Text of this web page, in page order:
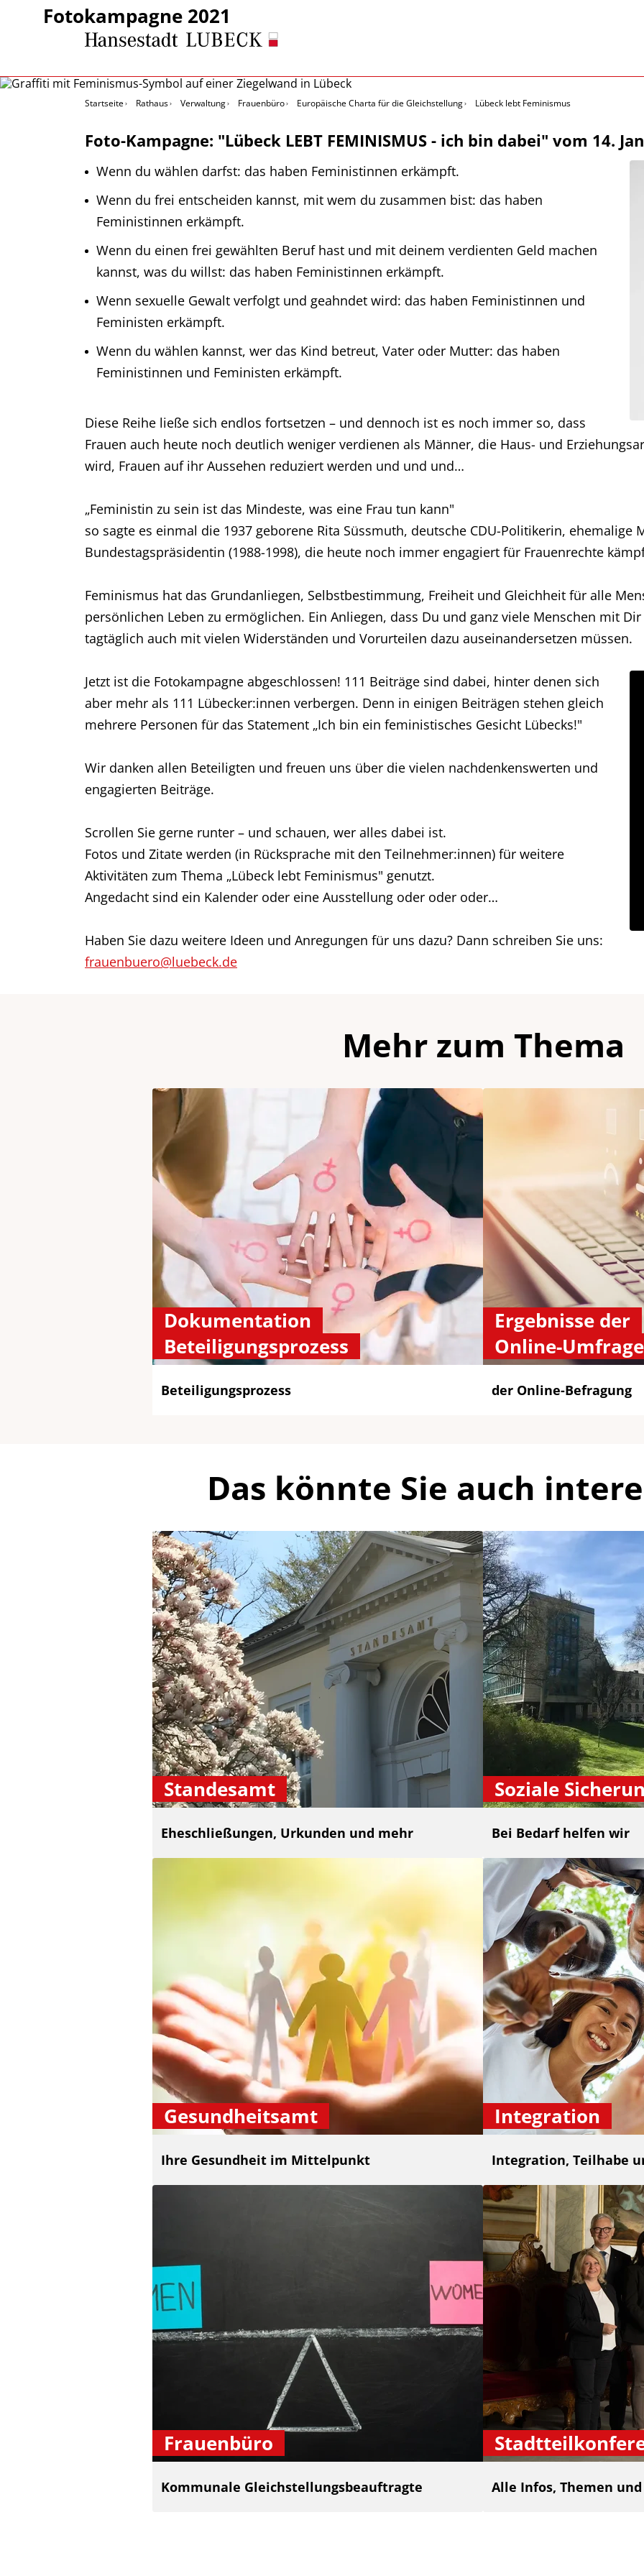
Fotokampagne 2021
Startseite Rathaus Verwaltung Frauenbüro Europäische Charta für die Gleichstellung Lübeck lebt Feminismus
Foto-Kampagne: "Lübeck LEBT FEMINISMUS - ich bin dabei" vom 14.
Wenn du wählen darfst: das haben Feministinnen erkämpft.
Wenn du frei entscheiden kannst, mit wem du zusammen bist: das haben
Feministinnen erkämpft.
Wenn du einen frei gewählten Beruf hast und mit deinem verdienten Geld machen
kannst, was du willst: das haben Feministinnen erkämpft.
Wenn sexuelle Gewalt verfolgt und geahndet wird: das haben Feministinnen und
Feministen erkämpft.
Wenn du wählen kannst, wer das Kind betreut, Vater oder Mutter: das haben
Feministinnen und Feministen erkämpft.
Diese Reihe ließe sich endlos fortsetzen – und dennoch ist es noch immer so, dass
Frauen auch heute noch deutlich weniger verdienen als Männer, die Haus- und
wird, Frauen auf ihr Aussehen reduziert werden und und und…
„Feministin zu sein ist das Mindeste, was eine Frau tun kann"
so sagte es einmal die 1937 geborene Rita Süssmuth, deutsche CDU-Politikerin, ehemalige
Bundestagspräsidentin (1988-1998), die heute noch immer engagiert für Frauenrechte
Feminismus hat das Grundanliegen, Selbstbestimmung, Freiheit und Gleichheit für alle
persönlichen Leben zu ermöglichen. Ein Anliegen, dass Du und ganz viele Menschen mit
tagtäglich auch mit vielen Widerständen und Vorurteilen dazu auseinandersetzen müssen.
Jetzt ist die Fotokampagne abgeschlossen! 111 Beiträge sind dabei, hinter denen sich
aber mehr als 111 Lübecker:innen verbergen. Denn in einigen Beiträgen stehen gleich
mehrere Personen für das Statement „Ich bin ein feministisches Gesicht Lübecks!"
Wir danken allen Beteiligten und freuen uns über die vielen nachdenkenswerten und
engagierten Beiträge.
Scrollen Sie gerne runter – und schauen, wer alles dabei ist.
Fotos und Zitate werden (in Rücksprache mit den Teilnehmer:innen) für weitere
Aktivitäten zum Thema „Lübeck lebt Feminismus" genutzt.
Angedacht sind ein Kalender oder eine Ausstellung oder oder oder…
Haben Sie dazu weitere Ideen und Anregungen für uns dazu? Dann schreiben Sie uns:
frauenbuero@luebeck.de
Mehr zum Thema
Dokumentation
Beteiligungsprozess
Beteiligungsprozess
Ergebnisse der
Online-Umfrage
der Online-Befragung
Das könnte Sie auch
Standesamt
Eheschließungen, Urkunden und mehr
Soziale
Bei Bedarf helfen wir
Gesundheitsamt
Ihre Gesundheit im Mittelpunkt
Integration
Integration, Teilhabe
Frauenbüro
Kommunale Gleichstellungsbeauftragte Alle Infos, Themen